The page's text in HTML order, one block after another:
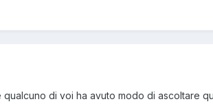
di voi ha avuto modo di ascoltare